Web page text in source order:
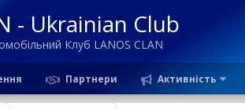
- Ukrainian Club
Клуб LANOS CLAN
Партнери Активність